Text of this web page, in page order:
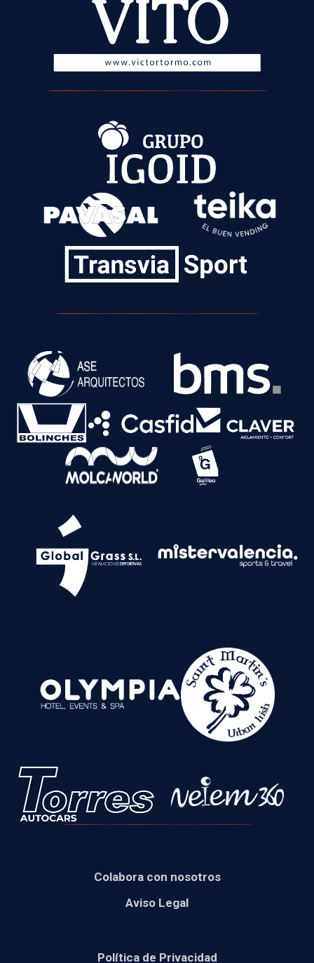
Colabora con nosotros
Aviso Legal
Política de Privacidad